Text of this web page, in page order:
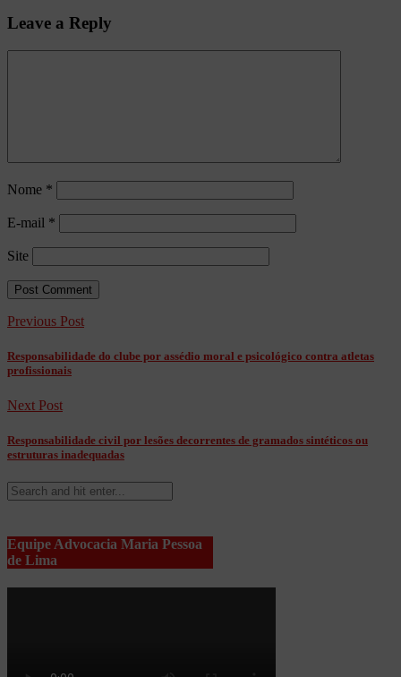
Leave a Reply
Nome *
E-mail *
Site
Previous Post
Responsabilidade do clube por assédio moral e psicológico contra atletas
profissionais
Next Post
Responsabilidade civil por lesões decorrentes de gramados sintéticos ou
estruturas inadequadas
Equipe Advocacia Maria Pessoa
de Lima